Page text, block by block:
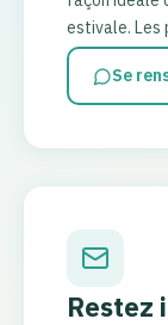
estivale. Les
Se
Restez